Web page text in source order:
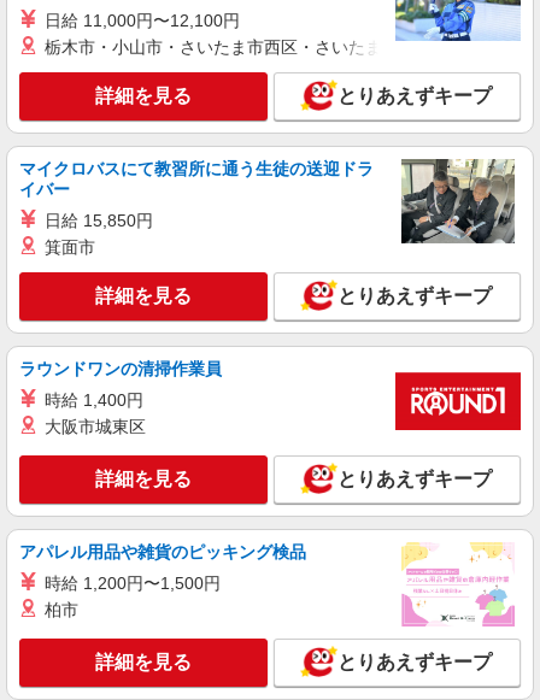
時給1650円〜2312円 ＜日払い有/週払い有/交
通費全支給(ガソリン代含む)＞
練馬区【練馬高野台駅近く】
キープ 詳細を見る
派遣社員
株式会社トラストグロース 新宿本社 第3営業部
時給：准看護師2200円〜/看護師2300円〜 ※資
格や経験による
東京都練馬区
キープ 詳細を見る
アルバイト パート
介護付有料老人ホーム グレースメイト鷺ノ宮参番館/1380000224-005
介護施設看護師（役職なし）
時給1,885円
東京都練馬区中村南3-24-12 JR中央線 阿佐ヶ
谷駅から「中村八幡」バス停下車 徒歩2分
詳細を見る
日給 11,000円〜12,100円
栃木市・小山市・さいたま市西区・さいたま市岩槻区・久喜市・
詳細を見る とりあえずキープ
マイクロバスにて教習所に通う生徒の送迎ドラ
イバー
日給 15,850円
箕面市
詳細を見る とりあえずキープ
ラウンドワンの清掃作業員
時給 1,400円
大阪市城東区
詳細を見る とりあえずキープ
アパレル用品や雑貨のピッキング検品
時給 1,200円〜1,500円
柏市
詳細を見る とりあえずキープ